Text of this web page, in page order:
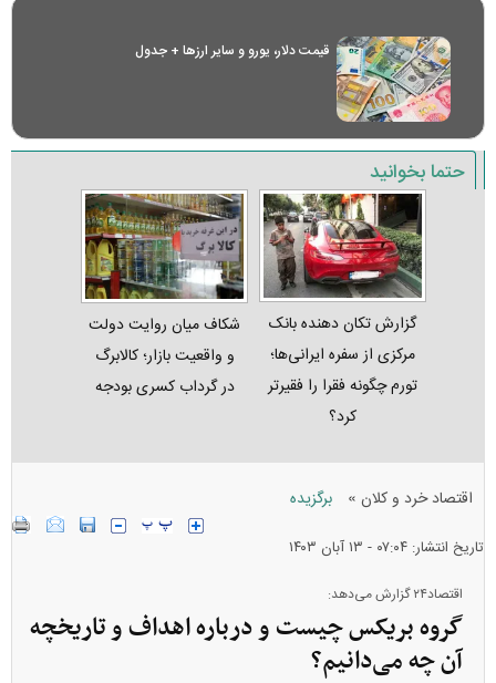
قیمت دلار، یورو و سایر ارز‌ها + جدول
حتما بخوانید
گزارش تکان‌ دهنده بانک
مرکزی از سفره ایرانی‌ها؛
تورم چگونه فقرا را فقیرتر
کرد؟
شکاف میان روایت دولت
و واقعیت بازار؛ کالابرگ
در گرداب کسری بودجه
اقتصاد خرد و کلان » برگزیده
تاریخ انتشار: ۰۷:۰۴ - ۱۳ آبان ۱۴۰۳
اقتصاد۲۴ گزارش می‌دهد:
گروه بریکس چیست و درباره اهداف و تاریخچه
آن چه می‌دانیم؟